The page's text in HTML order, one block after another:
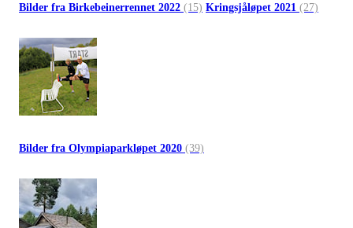
Bilder fra Birkebeinerrennet 2022 (15) Kringsjåløpet 2021 (27)
Bilder fra Olympiaparkløpet 2020 (39)